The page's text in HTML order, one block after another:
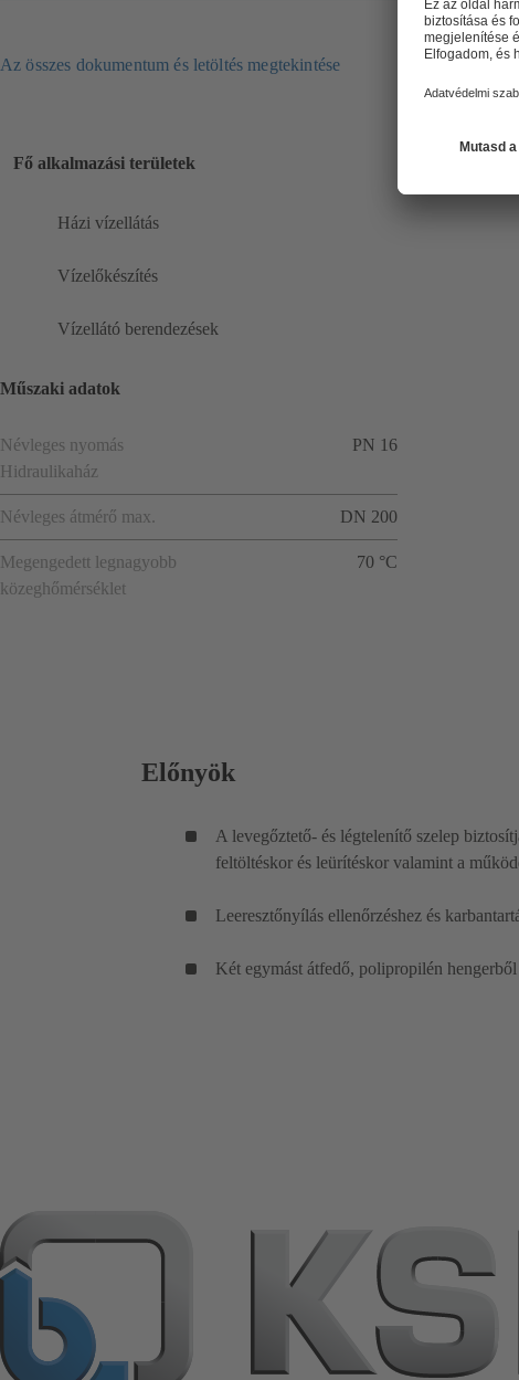
Az összes dokumentum és letöltés megtekintése
Fő alkalmazási területek
Házi vízellátás
Vízelőkészítés
Vízellátó berendezések
Műszaki adatok
Névleges nyomás
Hidraulikaház
PN 16
Névleges átmérő max. DN 200
Megengedett legnagyobb
közeghőmérséklet
70 °C
Előnyök
A levegőztető- és légtelenítő szelep
feltöltéskor és leürítéskor valamint a
Leeresztőnyílás ellenőrzéshez és
Két egymást átfedő, polipropilén